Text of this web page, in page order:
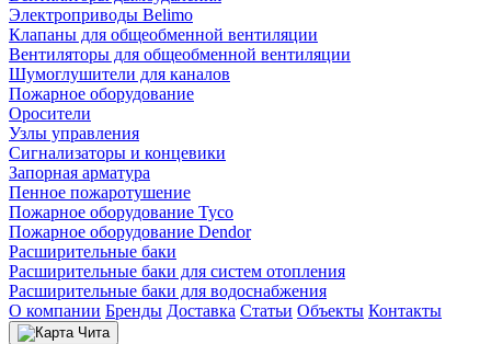
Электроприводы Belimo
Клапаны для общеобменной вентиляции
Вентиляторы для общеобменной вентиляции
Шумоглушители для каналов
Пожарное оборудование
Оросители
Узлы управления
Сигнализаторы и концевики
Запорная арматура
Пенное пожаротушение
Пожарное оборудование Tyco
Пожарное оборудование Dendor
Расширительные баки
Расширительные баки для систем отопления
Расширительные баки для водоснабжения
О компании Бренды Доставка Статьи Объекты Контакты
Чита